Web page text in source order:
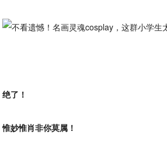
绝了！
惟妙惟肖非你莫属！